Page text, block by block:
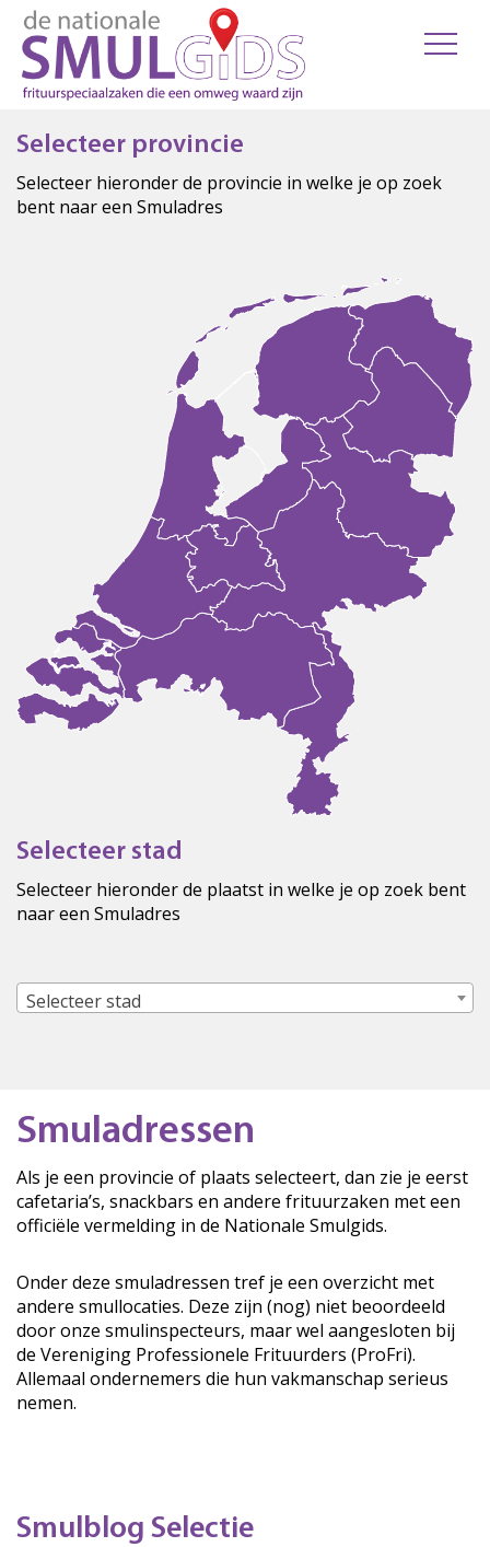
Selecteer provincie
Selecteer hieronder de provincie in welke je op zoek
bent naar een Smuladres
Selecteer stad
Selecteer hieronder de plaatst in welke je op zoek bent
naar een Smuladres
Selecteer stad
Smuladressen
Als je een provincie of plaats selecteert, dan zie je eerst
cafetaria’s, snackbars en andere frituurzaken met een
officiële vermelding in de Nationale Smulgids.
Onder deze smuladressen tref je een overzicht met
andere smullocaties. Deze zijn (nog) niet beoordeeld
door onze smulinspecteurs, maar wel aangesloten bij
de Vereniging Professionele Frituurders (ProFri).
Allemaal ondernemers die hun vakmanschap serieus
nemen.
Smulblog Selectie